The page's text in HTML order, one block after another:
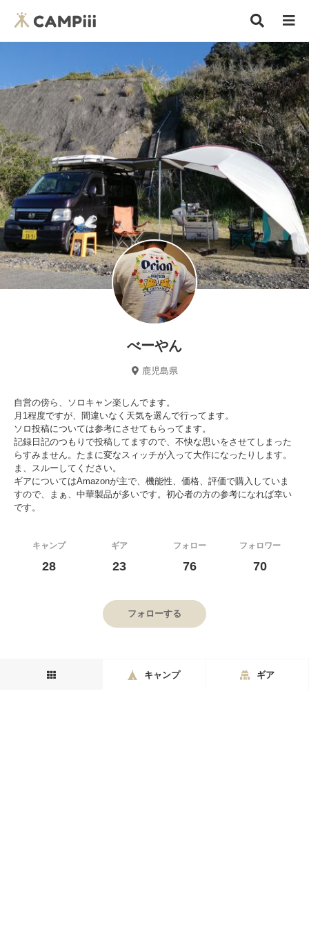
べーやん
鹿児島県
自営の傍ら、ソロキャン楽しんでます。
月1程度ですが、間違いなく天気を選んで行ってます。
ソロ投稿については参考にさせてもらってます。
記録日記のつもりで投稿してますので、不快な思いをさせてしまった
らすみません。たまに変なスィッチが入って大作になったりします。
ま、スルーしてください。
ギアについてはAmazonが主で、機能性、価格、評価で購入していま
すので、まぁ、中華製品が多いです。初心者の方の参考になれば幸い
です。
キャンプ
28
ギア
23
フォロー
76
フォロワー
70
フォローする
キャンプ ギア